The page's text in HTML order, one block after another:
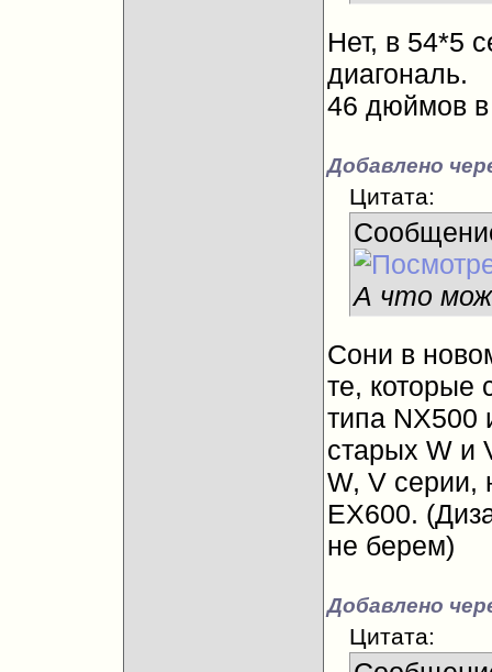
Нет, в 54*5
диагональ.
46 дюймов в
Добавлено
Цитата:
А что
Сони в
те, которые
типа NX500
старых W и
W, V серии,
ЕХ600.
не берем)
Добавлено
Цитата: